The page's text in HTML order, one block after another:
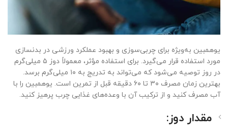
یوهمبین به‌ویژه برای چربی‌سوزی و بهبود عملکرد ورزشی در بدنسازی
مورد استفاده قرار می‌گیرد. برای استفاده مؤثر، معمولاً دوز ۵ میلی‌گرم
در روز توصیه می‌شود که می‌تواند به تدریج به ۱۰ میلی‌گرم برسد.
بهترین زمان مصرف ۳۰ تا ۶۰ دقیقه قبل از تمرین است. یوهمبین را با
آب مصرف کنید و از ترکیب آن با وعده‌های غذایی چرب پرهیز کنید.
مقدار دوز: